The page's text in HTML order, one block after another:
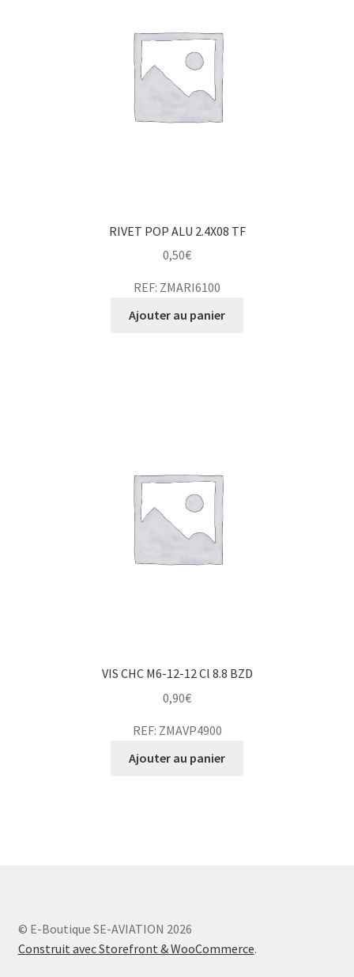
RIVET POP ALU 2.4X08 TF
0,50€
REF: ZMARI6100
Ajouter au panier
VIS CHC M6-12-12 Cl 8.8 BZD
0,90€
REF: ZMAVP4900
Ajouter au panier
© E-Boutique SE-AVIATION 2026
Construit avec Storefront & WooCommerce.